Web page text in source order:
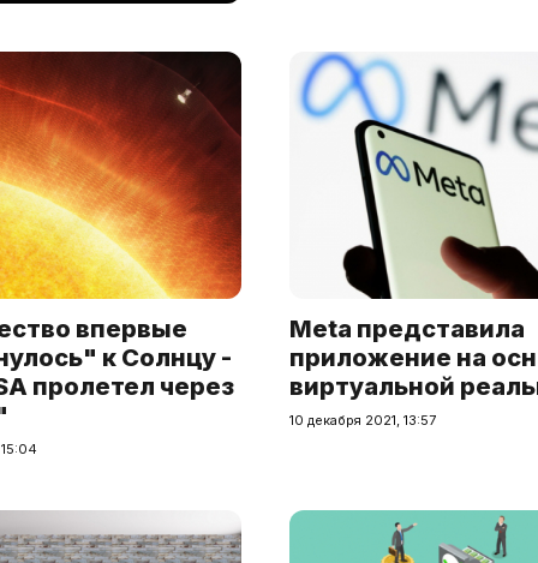
впервые
к Солнцу -
пролетел через
Meta представила
приложение на
виртуальной
10 декабря 2021, 13:57